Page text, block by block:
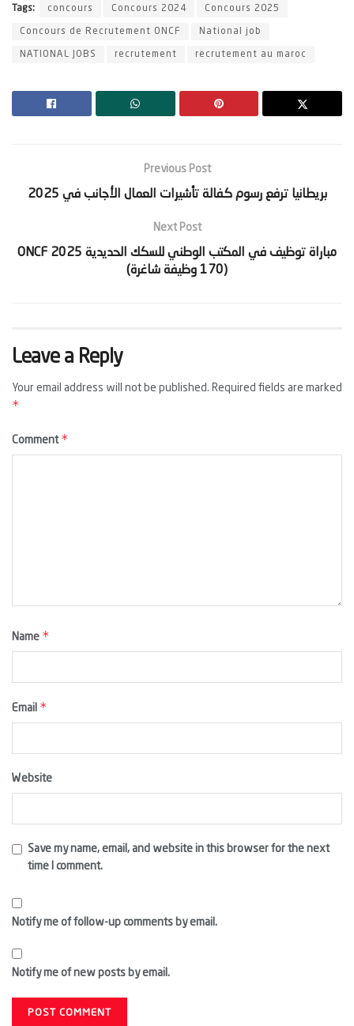
Tags: concours Concours 2024 Concours 2025
Concours de Recrutement ONCF National job
NATIONAL JOBS recrutement recrutement au maroc
Previous Post
‫بريطانيا ترفع رسوم كفالة تأشيرات العمال الأجانب في 2025‬
Next Post
‫مباراة توظيف في المكتب الوطني للسكك الحديدية ONCF 2025
Leave a Reply
Your email address will not be published. Required fields are marked
*
Comment *
Name *
Email *
Website
Save my name, email, and website in this browser for the next
time I comment.
Notify me of follow-up comments by email.
Notify me of new posts by email.